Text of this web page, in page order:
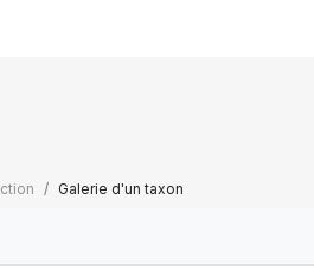
Galerie d'un taxon